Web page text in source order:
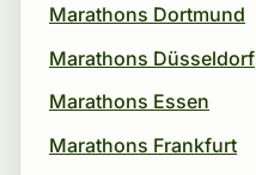
Marathons Dortmund
Marathons Düsseldorf
Marathons Essen
Marathons Frankfurt